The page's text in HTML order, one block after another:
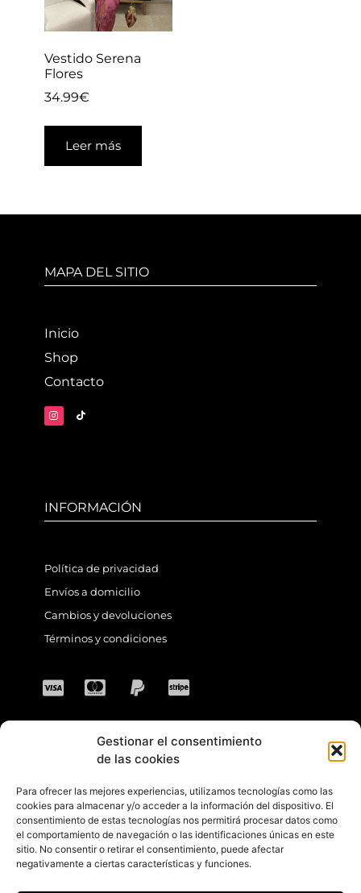
Gestionar el consentimiento
de las cookies
Para ofrecer las mejores experiencias, utilizamos tecnologías como las
cookies para almacenar y/o acceder a la información del dispositivo. El
consentimiento de estas tecnologías nos permitirá procesar datos como
el comportamiento de navegación o las identificaciones únicas en este
sitio. No consentir o retirar el consentimiento, puede afectar
negativamente a ciertas características y funciones.
Vestido Serena
Flores
34.99€
Leer más
MAPA DEL SITIO
Inicio
Shop
Contacto
INFORMACIÓN
Política de privacidad
Envíos a domicilio
Cambios y devoluciones
Términos y condiciones
CONTACTO
Dirección: C. Sta. María Magdalena, 14,
41701 Dos Hermanas, Sevilla, España
Teléfono +34 694 46 69 91